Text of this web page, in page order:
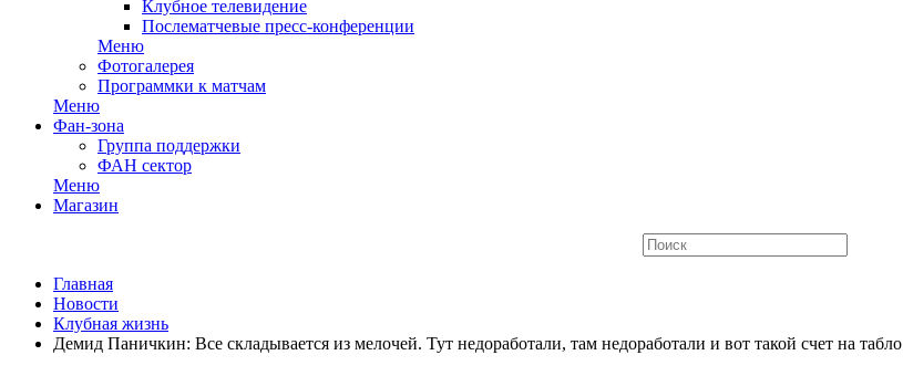
Клубное телевидение
Послематчевые пресс-конференции
Меню
Фотогалерея
Программки к матчам
Меню
Фан-зона
Группа поддержки
ФАН сектор
Меню
Магазин
Главная
Новости
Клубная жизнь
Демид Паничкин: Все складывается из мелочей. Тут недоработали, там недоработали и вот такой счет на табло